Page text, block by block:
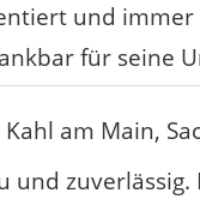
und immer
für seine
Kahl am Main,
und